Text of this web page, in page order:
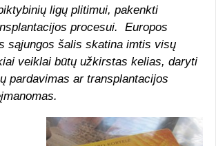
ligų plitimui, pakenkti
procesui. Europos
sąjungos šalis skatina imtis visų
veiklai būtų užkirstas kelias, daryti
pardavimas ar transplantacijos